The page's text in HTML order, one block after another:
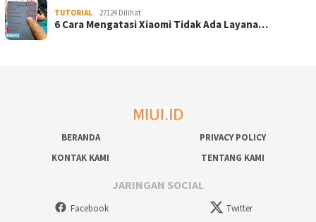
TUTORIAL 27124 Dilihat
6 Cara Mengatasi Xiaomi Tidak Ada Layana…
BERANDA
PRIVACY POLICY
KONTAK KAMI
TENTANG KAMI
JARINGAN SOCIAL
Facebook Twitter